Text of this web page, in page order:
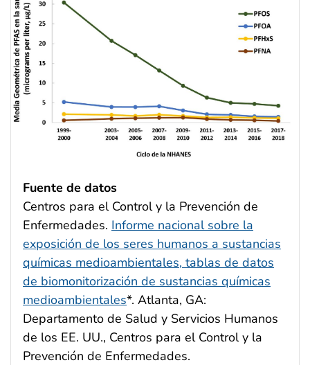
Fuente de datos
Centros para el Control y la Prevención de
Enfermedades. Informe nacional sobre la
exposición de los seres humanos a sustancias
químicas medioambientales, tablas de datos
de biomonitorización de sustancias químicas
medioambientales*. Atlanta, GA:
Departamento de Salud y Servicios Humanos
de los EE. UU., Centros para el Control y la
Prevención de Enfermedades.